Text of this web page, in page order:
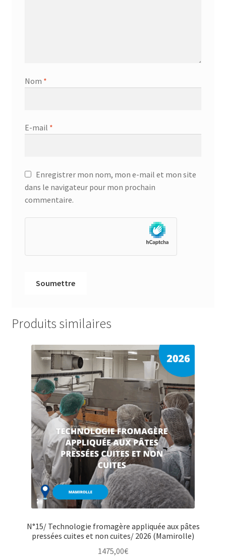
Nom *
E-mail *
Enregistrer mon nom, mon e-mail et mon site
dans le navigateur pour mon prochain
commentaire.
Produits similaires
N°15/ Technologie fromagère appliquée aux pâtes
pressées cuites et non cuites/ 2026 (Mamirolle)
1475,00€